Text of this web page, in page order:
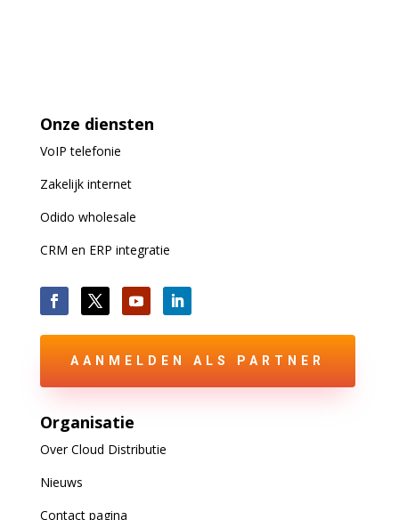
Onze diensten
VoIPtelefonie
Zakelijk internet
Odido wholesale
CRM en ERP integratie
AANMELDEN ALS PARTNER
Organisatie
Over Cloud Distributie
Nieuws
Contact pagina